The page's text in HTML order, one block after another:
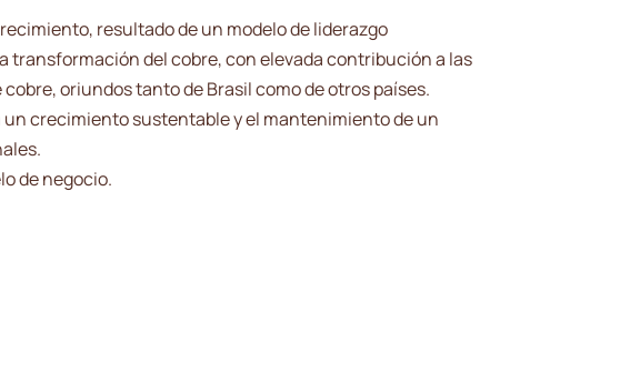
resultado de un modelo de liderazgo
transformación del cobre, con elevada contribución a las
oriundos tanto de Brasil como de otros países.
crecimiento sustentable y el mantenimiento de un
de negocio.